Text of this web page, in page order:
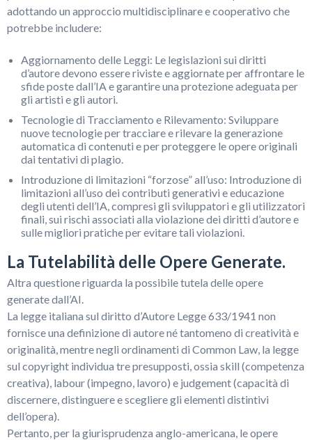
adottando un approccio multidisciplinare e cooperativo che
potrebbe includere:
Aggiornamento delle Leggi: Le legislazioni sui diritti
d’autore devono essere riviste e aggiornate per affrontare le
sfide poste dall’IA e garantire una protezione adeguata per
gli artisti e gli autori.
Tecnologie di Tracciamento e Rilevamento: Sviluppare
nuove tecnologie per tracciare e rilevare la generazione
automatica di contenuti e per proteggere le opere originali
dai tentativi di plagio.
Introduzione di limitazioni “forzose” all’uso: Introduzione di
limitazioni all’uso dei contributi generativi e educazione
degli utenti dell’IA, compresi gli sviluppatori e gli utilizzatori
finali, sui rischi associati alla violazione dei diritti d’autore e
sulle migliori pratiche per evitare tali violazioni.
La Tutelabilità delle Opere Generate.
Altra questione riguarda la possibile tutela delle opere
generate dall’AI.
La legge italiana sul diritto d’Autore Legge 633/1941 non
fornisce una definizione di autore né tantomeno di creatività e
originalità, mentre negli ordinamenti di Common Law, la legge
sul copyright individua tre presupposti, ossia skill (competenza
creativa), labour (impegno, lavoro) e judgement (capacità di
discernere, distinguere e scegliere gli elementi distintivi
dell’opera).
Pertanto, per la giurisprudenza anglo-americana, le opere